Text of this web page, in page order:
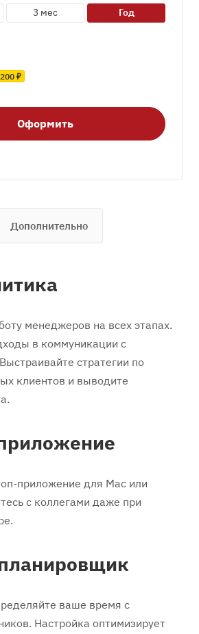
3 мес год
₽
Оформить
Дополнительно
менеджеров на всех этапах.
в коммуникации с
стратегии по
клиентов и выводите
приложение для Mac или
с коллегами даже при
ваше время с
Настройка оптимизирует